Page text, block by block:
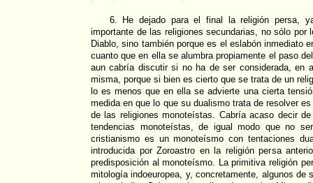
6. He dejado para el final la religión persa,
importante de las religiones secundarias, no sólo por
Diablo, sino también porque es el eslabón inmediato
cuanto que en ella se alumbra propiamente el paso
aun cabría discutir si no ha de ser considerada, en
misma, porque si bien es cierto que se trata de un
lo es menos que en ella se advierte una cierta
medida en que lo que su dualismo trata de resolver
de las religiones monoteístas. Cabría acaso decir
tendencias monoteístas, de igual modo que no
cristianismo es un monoteísmo con tentaciones
introducida por Zoroastro en la religión persa
predisposición al monoteísmo. La primitiva religión
mitología indoeuropea, y, concretamente, algunos de